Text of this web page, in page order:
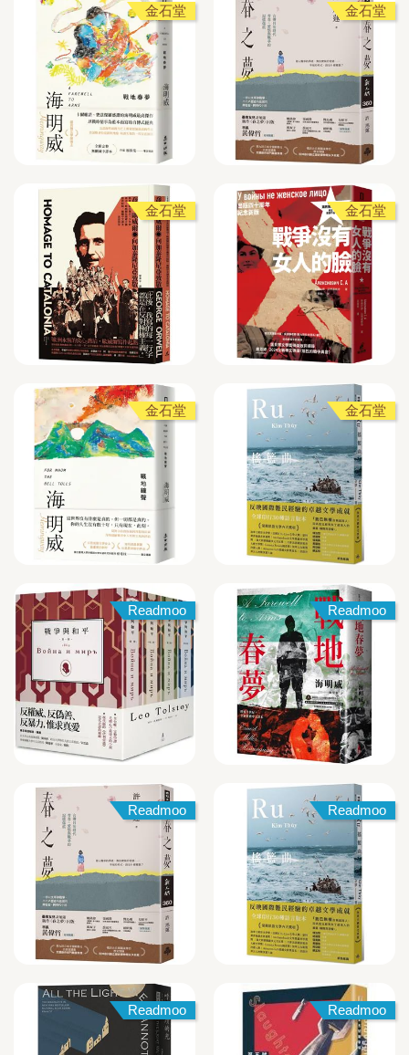
金石堂 金石堂
金石堂 金石堂
金石堂 金石堂
Readmoo Readmoo
Readmoo Readmoo
Readmoo Readmoo